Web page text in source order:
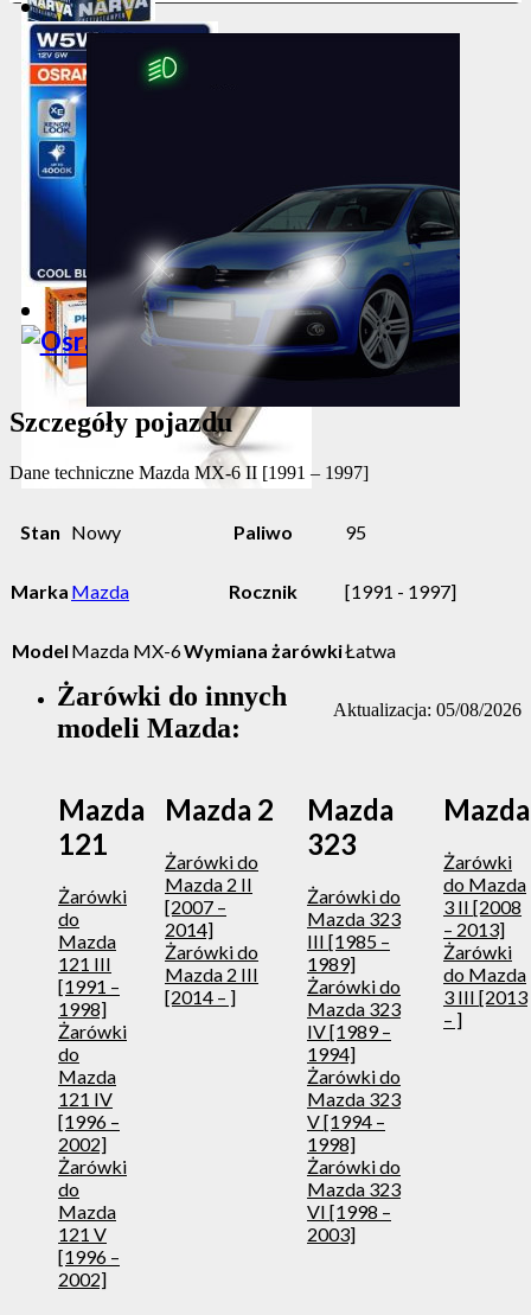
Szczegóły pojazdu
Dane techniczne Mazda MX-6 II [1991 – 1997]
Stan Nowy
Marka Mazda
Model Mazda MX-6
Paliwo 95
Rocznik [1991 - 1997]
Wymiana żarówkiŁatwa
Aktualizacja: 05/08/2026
Żarówki do innych
modeli Mazda:
Mazda
121
Żarówki
do
Mazda
121 III
[1991 –
1998]
Żarówki
do
Mazda
121 IV
[1996 –
2002]
Żarówki
do
Mazda
121 V
[1996 –
2002]
Mazda 2
Żarówki do
Mazda 2 II
[2007 –
2014]
Żarówki do
Mazda 2 III
[2014 – ]
Mazda
323
Żarówki do
Mazda 323
III [1985 –
1989]
Żarówki do
Mazda 323
IV [1989 –
1994]
Żarówki do
Mazda 323
V [1994 –
1998]
Żarówki do
Mazda 323
VI [1998 –
2003]
Żarówki
do Mazda
3 II [2008
– 2013]
Żarówki
do Mazda
3 III [2013
– ]